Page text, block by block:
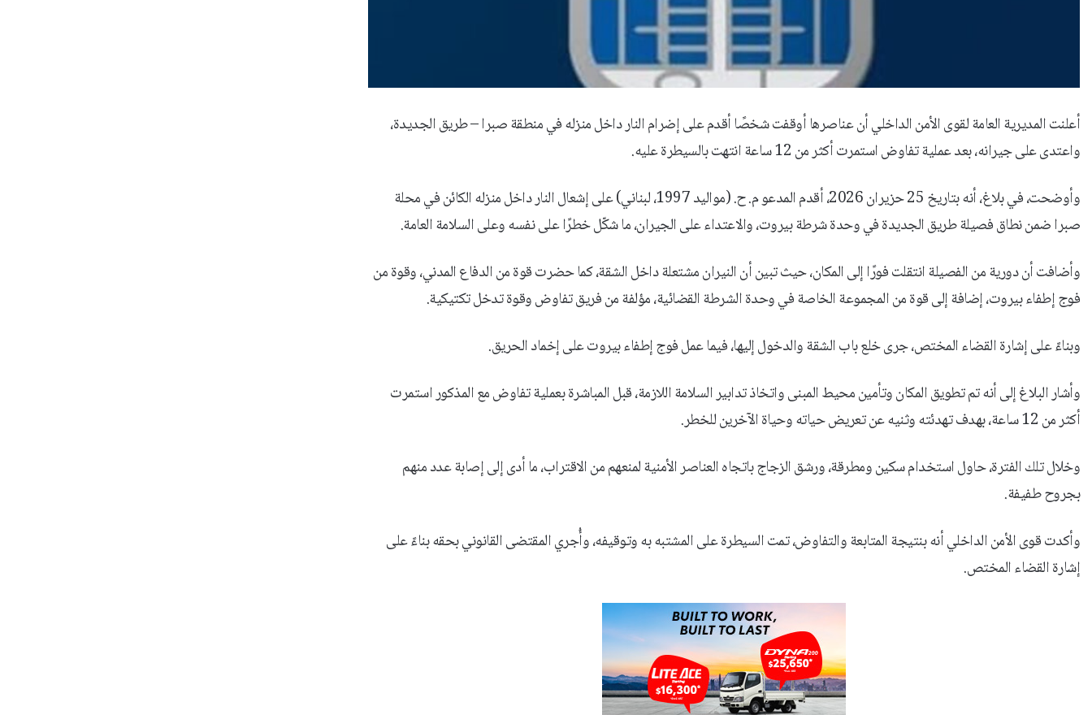
أعلنت المديرية العامة لقوى الأمن الداخلي أن عناصرها أوقفت شخصًا أقدم على إضرام النار داخل منزله في منطقة صبرا – طريق الجديدة،
واعتدى على جيرانه، بعد عملية تفاوض استمرت أكثر من 12 ساعة انتهت بالسيطرة عليه.
وأوضحت، في بلاغ، أنه بتاريخ 25 حزيران 2026، أقدم المدعو م. ح. (مواليد 1997، لبناني) على إشعال النار داخل منزله الكائن في محلة
صبرا ضمن نطاق فصيلة طريق الجديدة في وحدة شرطة بيروت، والاعتداء على الجيران، ما شكّل خطرًا على نفسه وعلى السلامة العامة.
وأضافت أن دورية من الفصيلة انتقلت فورًا إلى المكان، حيث تبين أن النيران مشتعلة داخل الشقة، كما حضرت قوة من الدفاع المدني، وقوة من
فوج إطفاء بيروت، إضافة إلى قوة من المجموعة الخاصة في وحدة الشرطة القضائية، مؤلفة من فريق تفاوض وقوة تدخل تكتيكية.
وبناءً على إشارة القضاء المختص، جرى خلع باب الشقة والدخول إليها، فيما عمل فوج إطفاء بيروت على إخماد الحريق.
وأشار البلاغ إلى أنه تم تطويق المكان وتأمين محيط المبنى واتخاذ تدابير السلامة اللازمة، قبل المباشرة بعملية تفاوض مع المذكور استمرت
أكثر من 12 ساعة، بهدف تهدئته وثنيه عن تعريض حياته وحياة الآخرين للخطر.
وخلال تلك الفترة، حاول استخدام سكين ومطرقة، ورشق الزجاج باتجاه العناصر الأمنية لمنعهم من الاقتراب، ما أدى إلى إصابة عدد منهم
بجروح طفيفة.
وأكدت قوى الأمن الداخلي أنه بنتيجة المتابعة والتفاوض، تمت السيطرة على المشتبه به وتوقيفه، وأُجري المقتضى القانوني بحقه بناءً على
إشارة القضاء المختص.